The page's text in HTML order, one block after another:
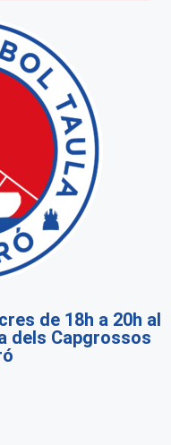
de 18h a 20h al
dels Capgrossos